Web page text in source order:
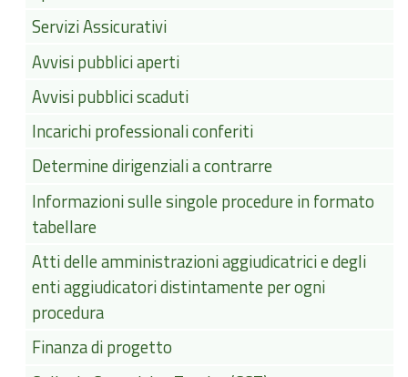
Servizi Assicurativi
Avvisi pubblici aperti
Avvisi pubblici scaduti
Incarichi professionali conferiti
Determine dirigenziali a contrarre
Informazioni sulle singole procedure in formato
tabellare
Atti delle amministrazioni aggiudicatrici e degli
enti aggiudicatori distintamente per ogni
procedura
Finanza di progetto